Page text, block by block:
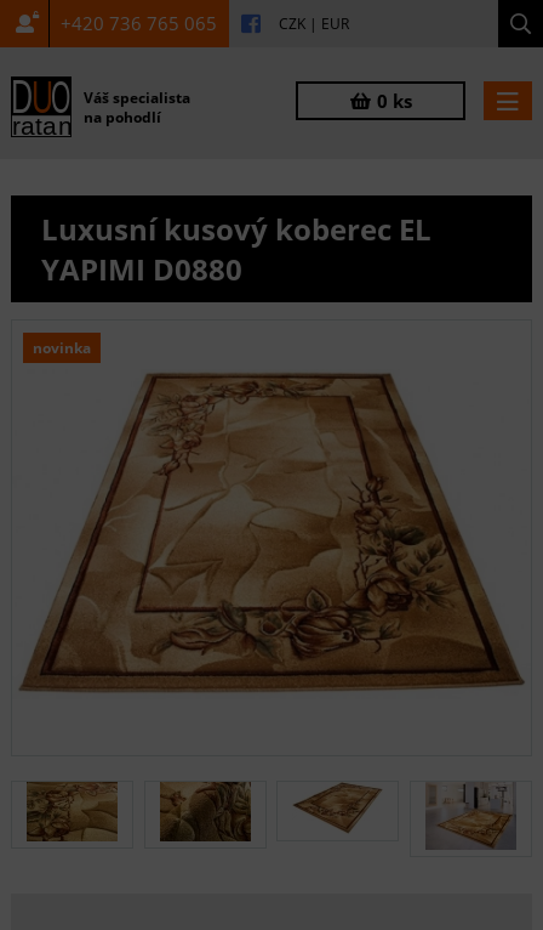
+420 736 765 065 CZK | EUR
Váš specialista
na pohodlí
0 ks
Luxusní kusový koberec EL
YAPIMI D0880
novinka